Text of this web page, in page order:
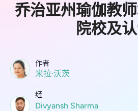
乔治亚州瑜伽教
院校及
作者
米拉·沃茨
经
Divyansh Sharma